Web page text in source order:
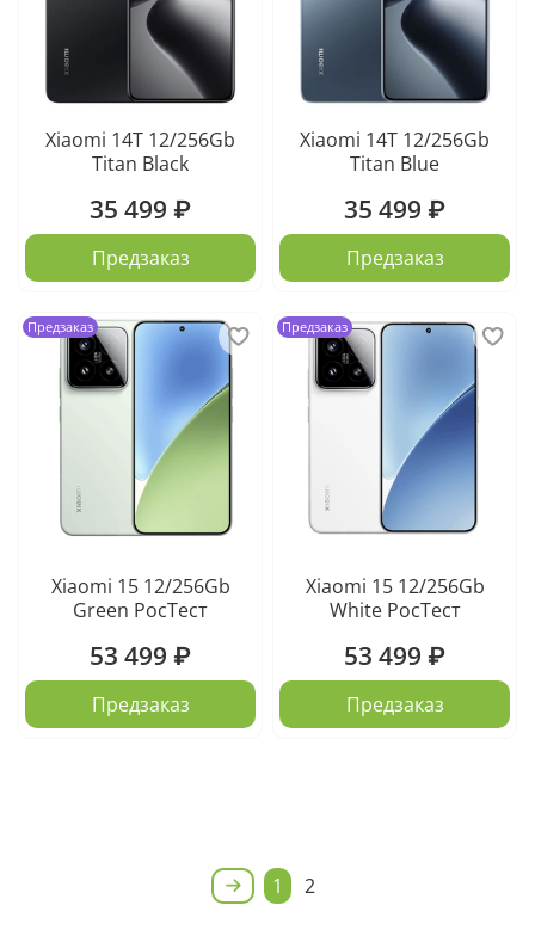
Xiaomi 14T 12/256Gb
Titan Black
35 499 ₽
Предзаказ
Xiaomi 14T 12/256Gb
Titan Blue
35 499 ₽
Предзаказ
Предзаказ
Xiaomi 15 12/256Gb
Green РосТест
53 499 ₽
Предзаказ
Предзаказ
Xiaomi 15 12/256Gb
White РосТест
53 499 ₽
Предзаказ
1 2